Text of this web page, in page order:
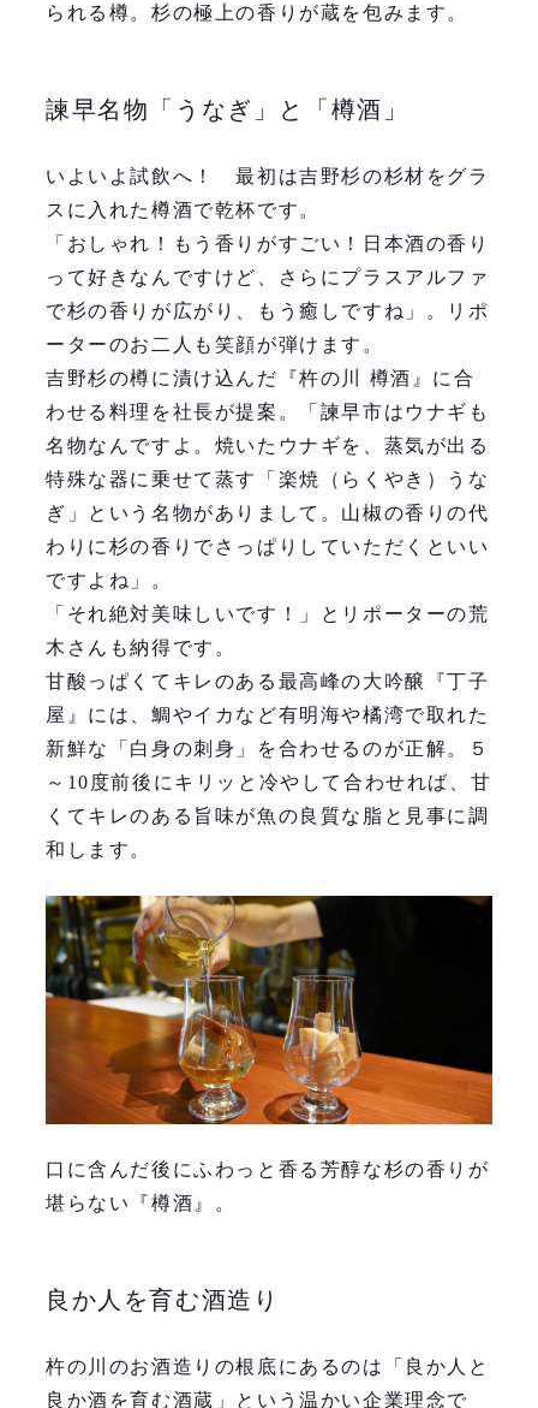
られる樽。杉の極上の香りが蔵を包みます。
諫早名物「うなぎ」と「樽酒」
いよいよ試飲へ！ 最初は吉野杉の杉材をグラ
スに入れた樽酒で乾杯です。
「おしゃれ！もう香りがすごい！日本酒の香り
って好きなんですけど、さらにプラスアルファ
で杉の香りが広がり、もう癒しですね」。リポ
ーターのお二人も笑顔が弾けます。
吉野杉の樽に漬け込んだ『杵の川 樽酒』に合
わせる料理を社長が提案。「諫早市はウナギも
名物なんですよ。焼いたウナギを、蒸気が出る
特殊な器に乗せて蒸す「楽焼（らくやき）うな
ぎ」という名物がありまして。山椒の香りの代
わりに杉の香りでさっぱりしていただくといい
ですよね」。
「それ絶対美味しいです！」とリポーターの荒
木さんも納得です。
甘酸っぱくてキレのある最高峰の大吟醸『丁子
屋』には、鯛やイカなど有明海や橘湾で取れた
新鮮な「白身の刺身」を合わせるのが正解。５
～10度前後にキリッと冷やして合わせれば、甘
くてキレのある旨味が魚の良質な脂と見事に調
和します。
口に含んだ後にふわっと香る芳醇な杉の香りが
堪らない『樽酒』。
良か人を育む酒造り
杵の川のお酒造りの根底にあるのは「良か人と
良か酒を育む酒蔵」という温かい企業理念で